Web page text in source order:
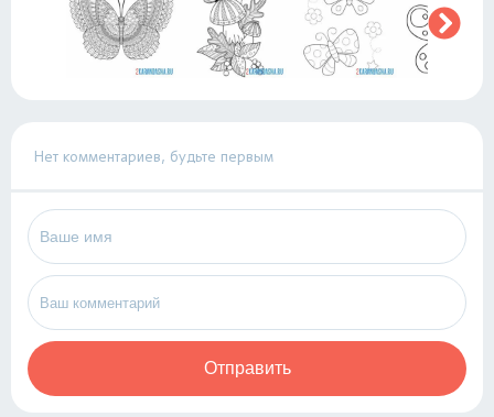
Нет комментариев, будьте первым
Отправить